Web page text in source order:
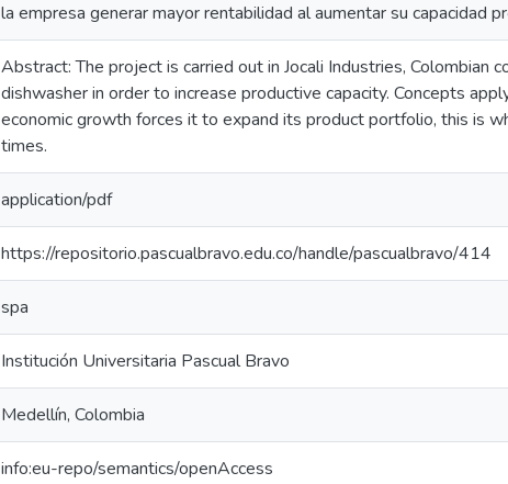
la empresa generar mayor rentabilidad al aumentar su capacidad
Abstract: The project is carried out in Jocali Industries,
dishwasher in order to increase productive capacity. Concepts
economic growth forces it to expand its product portfolio, this is
times.
application/pdf
https://repositorio.pascualbravo.edu.co/handle/pascualbravo/414
spa
Institución Universitaria Pascual Bravo
Medellín, Colombia
info:eu-repo/semantics/openAccess